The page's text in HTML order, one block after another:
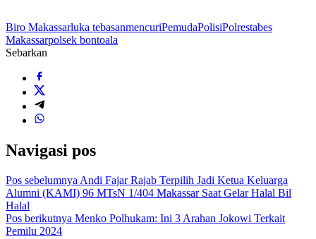
Biro Makassarluka tebasanmencuriPemudaPolisiPolrestabes
Makassarpolsek bontoala
Sebarkan
Navigasi pos
Pos sebelumnya Andi Fajar Rajab Terpilih Jadi Ketua Keluarga
Alumni (KAMI) 96 MTsN 1/404 Makassar Saat Gelar Halal Bil
Halal
Pos berikutnya Menko Polhukam: Ini 3 Arahan Jokowi Terkait
Pemilu 2024